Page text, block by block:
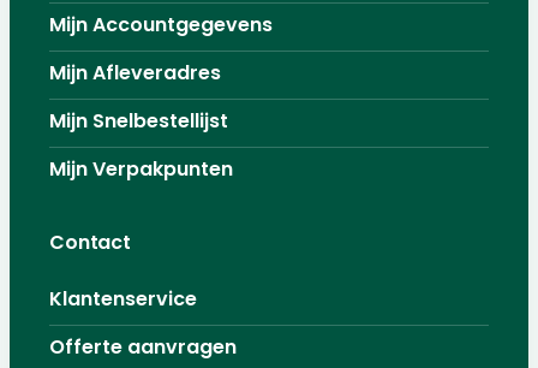
Mijn Accountgegevens
Mijn Afleveradres
Mijn Snelbestellijst
Mijn Verpakpunten
Contact
Klantenservice
Offerte aanvragen